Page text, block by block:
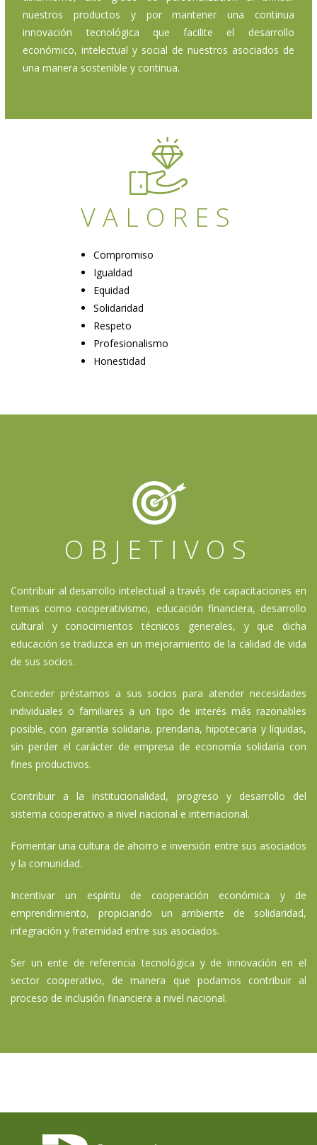
nuestros productos y por mantener una continua
innovación tecnológica que facilite el desarrollo
económico, intelectual y social de nuestros asociados de
una manera sostenible y continua.
VALORES
Compromiso
Igualdad
Equidad
Solidaridad
Respeto
Profesionalismo
Honestidad
OBJETIVOS
Contribuir al desarrollo intelectual a través de capacitaciones en
temas como cooperativismo, educación financiera, desarrollo
cultural y conocimientos técnicos generales, y que dicha
educación se traduzca en un mejoramiento de la calidad de vida
de sus socios.
Conceder préstamos a sus socios para atender necesidades
individuales o familiares a un tipo de interés más razonables
posible, con garantía solidaria, prendaria, hipotecaria y líquidas,
sin perder el carácter de empresa de economía solidaria con
fines productivos.
Contribuir a la institucionalidad, progreso y desarrollo del
sistema cooperativo a nivel nacional e internacional.
Fomentar una cultura de ahorro e inversión entre sus asociados
y la comunidad.
Incentivar un espíritu de cooperación económica y de
emprendimiento, propiciando un ambiente de solidaridad,
integración y fraternidad entre sus asociados.
Ser un ente de referencia tecnológica y de innovación en el
sector cooperativo, de manera que podamos contribuir al
proceso de inclusión financiera a nivel nacional.